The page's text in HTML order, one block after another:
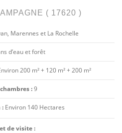
( 17620 )
Marennes et La Rochelle
d’eau et forêt
200 m² + 120 m² + 200 m²
:9
: Environ 140 Hectares
de visite :